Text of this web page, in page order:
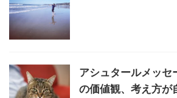
アシュタールメッ
の価値観、考え方が